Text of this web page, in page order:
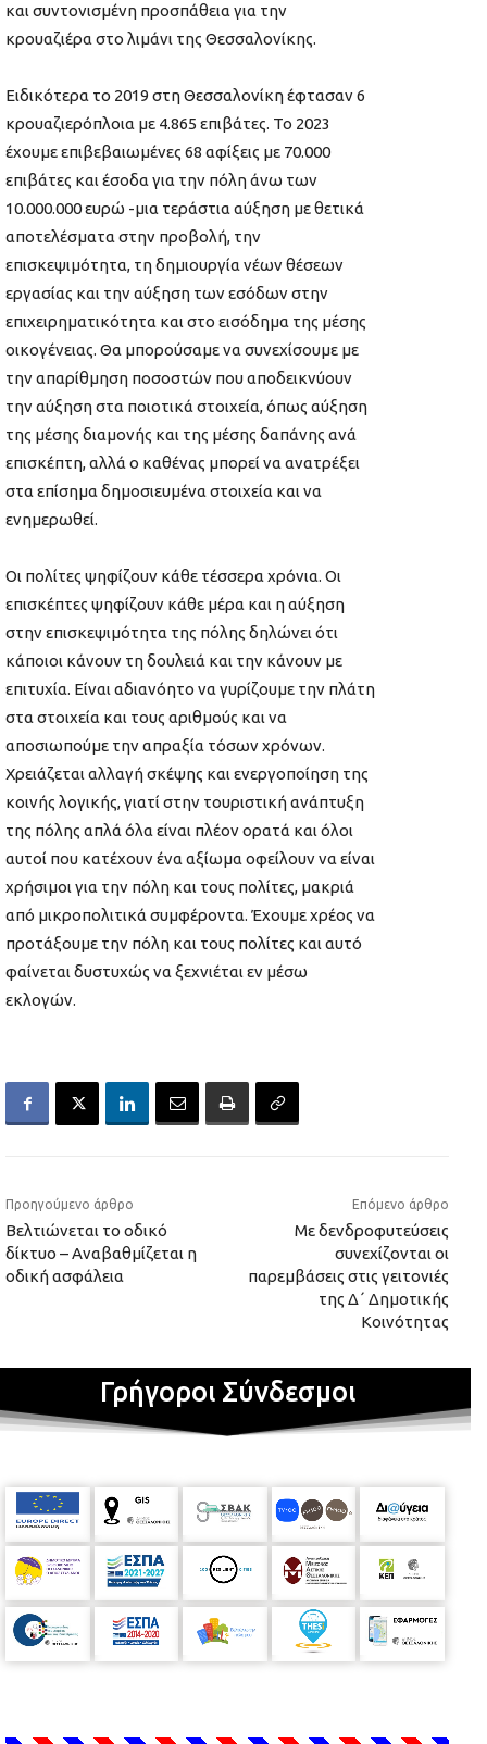
και συντονισμένη προσπάθεια για την
κρουαζιέρα στο λιμάνι της Θεσσαλονίκης.
Ειδικότερα το 2019 στη Θεσσαλονίκη έφτασαν 6
κρουαζιερόπλοια με 4.865 επιβάτες. Το 2023
έχουμε επιβεβαιωμένες 68 αφίξεις με 70.000
επιβάτες και έσοδα για την πόλη άνω των
10.000.000 ευρώ -μια τεράστια αύξηση με θετικά
αποτελέσματα στην προβολή, την
επισκεψιμότητα, τη δημιουργία νέων θέσεων
εργασίας και την αύξηση των εσόδων στην
επιχειρηματικότητα και στο εισόδημα της μέσης
οικογένειας. Θα μπορούσαμε να συνεχίσουμε με
την απαρίθμηση ποσοστών που αποδεικνύουν
την αύξηση στα ποιοτικά στοιχεία, όπως αύξηση
της μέσης διαμονής και της μέσης δαπάνης ανά
επισκέπτη, αλλά ο καθένας μπορεί να ανατρέξει
στα επίσημα δημοσιευμένα στοιχεία και να
ενημερωθεί.
Οι πολίτες ψηφίζουν κάθε τέσσερα χρόνια. Οι
επισκέπτες ψηφίζουν κάθε μέρα και η αύξηση
στην επισκεψιμότητα της πόλης δηλώνει ότι
κάποιοι κάνουν τη δουλειά και την κάνουν με
επιτυχία. Είναι αδιανόητο να γυρίζουμε την πλάτη
στα στοιχεία και τους αριθμούς και να
αποσιωπούμε την απραξία τόσων χρόνων.
Χρειάζεται αλλαγή σκέψης και ενεργοποίηση της
κοινής λογικής, γιατί στην τουριστική ανάπτυξη
της πόλης απλά όλα είναι πλέον ορατά και όλοι
αυτοί που κατέχουν ένα αξίωμα οφείλουν να είναι
χρήσιμοι για την πόλη και τους πολίτες, μακριά
από μικροπολιτικά συμφέροντα. Έχουμε χρέος να
προτάξουμε την πόλη και τους πολίτες και αυτό
φαίνεται δυστυχώς να ξεχνιέται εν μέσω
εκλογών.
Προηγούμενο άρθρο
Βελτιώνεται το οδικό
δίκτυο – Αναβαθμίζεται η
οδική ασφάλεια
Επόμενο άρθρο
Με δενδροφυτεύσεις
συνεχίζονται οι
παρεμβάσεις στις γειτονιές
της Δ΄ Δημοτικής
Κοινότητας
Γρήγοροι Σύνδεσμοι